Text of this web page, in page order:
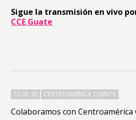
Colaboramos con Centroamérica
Sigue la transmisión en vivo
CCE Guate
10 DE 30 CENTROAMÉRICA CUENTA